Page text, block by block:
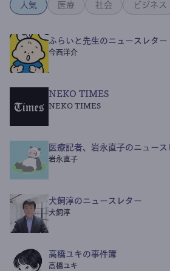
人気 医療 社会 ビジネス
ふらいと先生のニュースレター
今西洋介
NEKO TIMES
NEKO TIMES
医療記者、岩永直子のニュース
岩永直子
犬飼淳のニュースレター
犬飼淳
高橋ユキの事件簿
高橋ユキ